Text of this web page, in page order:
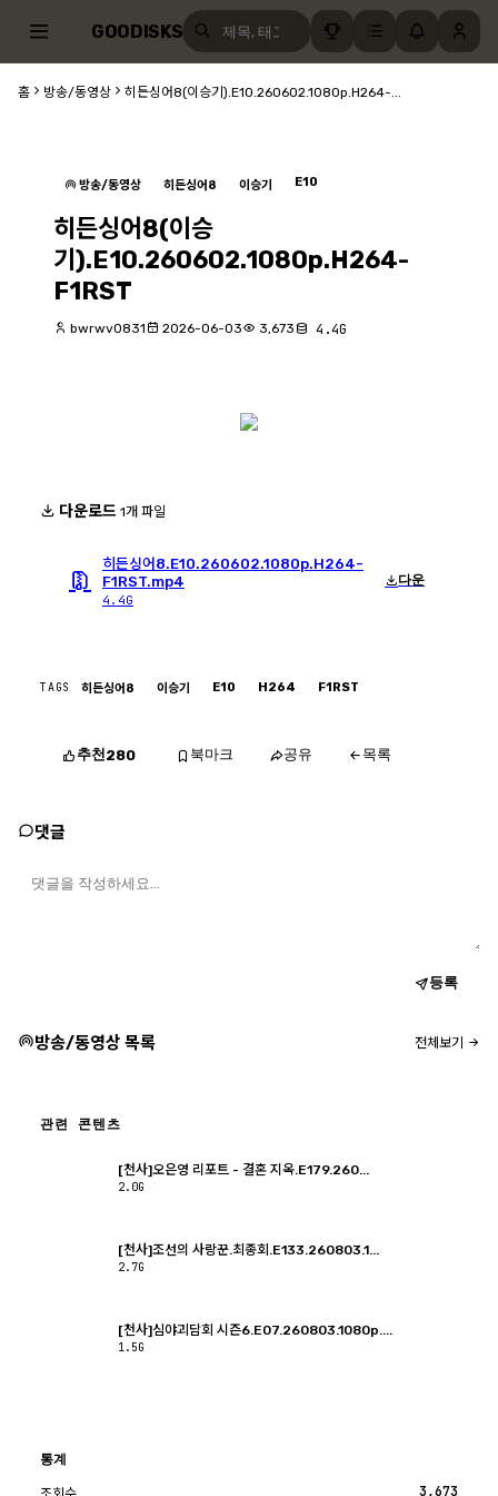
GOODISKS
홈 방송/동영상 히든싱어8(이승기).E10.260602.1080p.H264-...
방송/동영상 히든싱어8 이승기 E10
히든싱어8(이승
기).E10.260602.1080p.H264-
F1RST
bwrwv0831 2026-06-03 3,673 4.4G
다운로드 1개 파일
히든싱어8.E10.260602.1080p.H264-
F1RST.mp4
4.4G
다운
TAGS 히든싱어8 이승기 E10 H264 F1RST
추천280 북마크 공유 목록
댓글
등록
방송/동영상 목록 전체보기
관련 콘텐츠
[천사]오은영 리포트 - 결혼 지옥.E179.260...
2.0G
[천사]조선의 사랑꾼.최종회.E133.260803.1...
2.7G
[천사]심야괴담회 시즌6.E07.260803.1080p....
1.5G
통계
3,673